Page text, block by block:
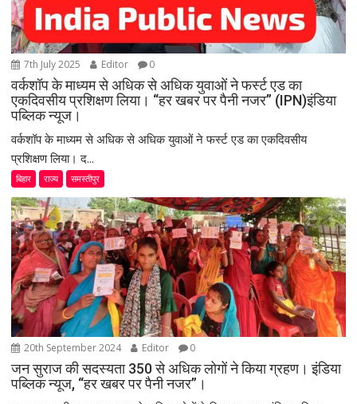
7th July 2025 Editor 0
वर्कशॉप के माध्यम से अधिक से अधिक युवाओं ने फर्स्ट एड का
एकदिवसीय प्रशिक्षण लिया। “हर खबर पर पैनी नजर” (IPN)इंडिया
पब्लिक न्यूज।
वर्कशॉप के माध्यम से अधिक से अधिक युवाओं ने फर्स्ट एड का एकदिवसीय
प्रशिक्षण लिया। द...
बिहार राज्य समस्तीपुर
20th September 2024 Editor 0
जन सुराज की सदस्यता 350 से अधिक लोगों ने किया ग्रहण। इंडिया
पब्लिक न्यूज, “हर खबर पर पैनी नजर”।